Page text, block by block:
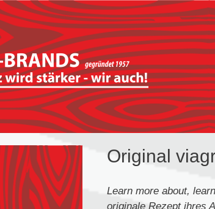
Original
Learn more about,
originale Rezept ihres